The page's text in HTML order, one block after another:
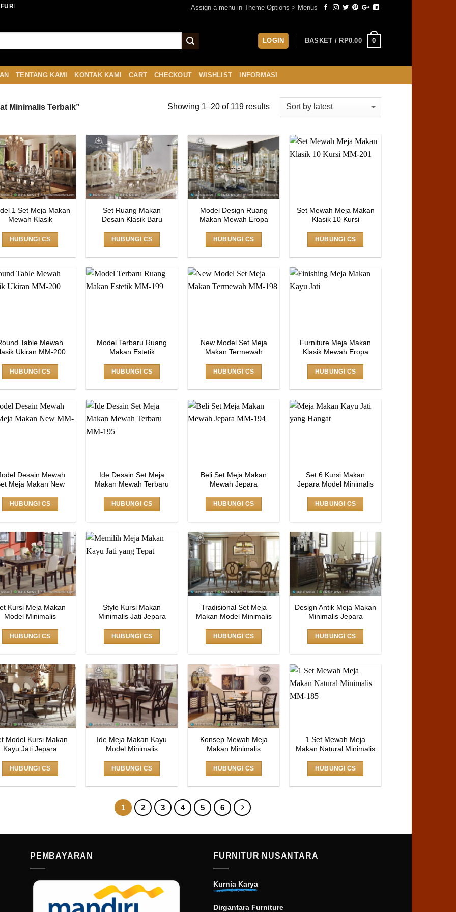
Assign a menu in Theme Options > Menus
LOGIN BASKET / RP0.00 0
TENTANG KAMI KONTAK KAMI CART CHECKOUT WISHLIST INFORMASI
Minimalis Terbaik” Showing 1–20 of 119 results
1 Set Meja Makan
Mewah Klasik
HUBUNGI CS
Set Ruang Makan
Desain Klasik Baru
HUBUNGI CS
Model Design Ruang
Makan Mewah Eropa
HUBUNGI CS
Set Mewah Meja Makan
Klasik 10 Kursi
HUBUNGI CS
Table Mewah
Ukiran MM-200
HUBUNGI CS
Model Terbaru Ruang
Makan Estetik
HUBUNGI CS
New Model Set Meja
Makan Termewah
HUBUNGI CS
Furniture Meja Makan
Klasik Mewah Eropa
HUBUNGI CS
Desain Mewah
Meja Makan New
HUBUNGI CS
Ide Desain Set Meja
Makan Mewah Terbaru
HUBUNGI CS
Beli Set Meja Makan
Mewah Jepara
HUBUNGI CS
Set 6 Kursi Makan
Jepara Model Minimalis
HUBUNGI CS
Kursi Meja Makan
Model Minimalis
HUBUNGI CS
Style Kursi Makan
Minimalis Jati Jepara
HUBUNGI CS
Tradisional Set Meja
Makan Model Minimalis
HUBUNGI CS
Design Antik Meja Makan
Minimalis Jepara
HUBUNGI CS
Model Kursi Makan
Kayu Jati Jepara
HUBUNGI CS
Ide Meja Makan Kayu
Model Minimalis
HUBUNGI CS
Konsep Mewah Meja
Makan Minimalis
HUBUNGI CS
1 Set Mewah Meja
Makan Natural Minimalis
HUBUNGI CS
1 2 3 4 5 6
PEMBAYARAN FURNITUR NUSANTARA
Kurnia Karya
Dirgantara Furniture